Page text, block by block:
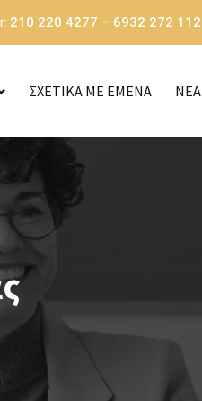
210 220 4277 – 6932 272 112
ΣΧΕΤΙΚΑ ΜΕ ΕΜΕΝΑ NEA